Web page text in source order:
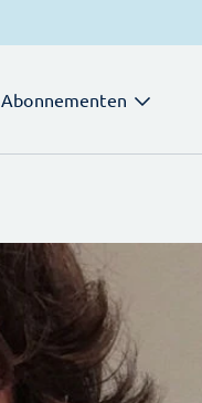
Abonnementen